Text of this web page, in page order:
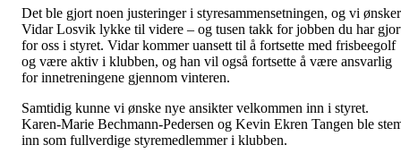
Det ble gjort noen justeringer i styresammensetningen, og vi ønsker
Vidar Losvik lykke til videre – og tusen takk for jobben du har
for oss i styret. Vidar kommer uansett til å fortsette med frisbeegolf
og være aktiv i klubben, og han vil også fortsette å være ansvarlig
for innetreningene gjennom vinteren.
Samtidig kunne vi ønske nye ansikter velkommen inn i styret.
Karen-Marie Bechmann-Pedersen og Kevin Ekren Tangen ble
inn som fullverdige styremedlemmer i klubben.